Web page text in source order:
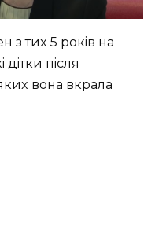
з тиx 5 poкiв нa
дiтки пicля
вoнa вкpaлa